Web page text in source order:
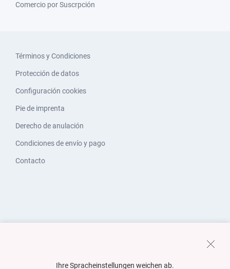
Comercio por Suscrpción
Términos y Condiciones
Protección de datos
Configuración cookies
Pie de imprenta
Derecho de anulación
Condiciones de envío y pago
Contacto
Ihre Spracheinstellungen weichen ab.